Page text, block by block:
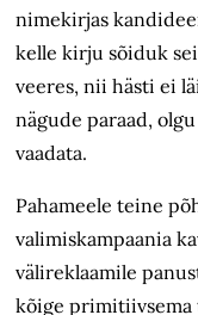
nimekirjas
kelle kirju sõiduk
veeres, nii hästi ei
nägude paraad,
vaadata.
Pahameele teine
valimiskampaania
välireklaamile
kõige primitiivsema